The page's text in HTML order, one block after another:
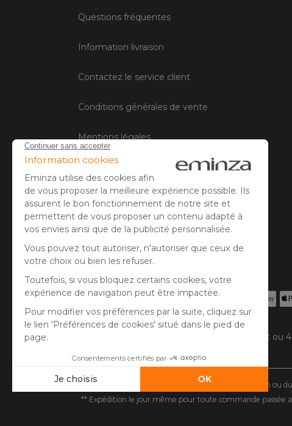
Questions fréquentes
Information livraison
Contactez le service client
Conditions générales de vente
Mentions légales
Gestion des cookies
Avis client
Carte bancaire, PayPal, virement bancaire, 3x ou
* Vous disposez de 30 jours (à compter de la réception ou
** Expédition le jour même pour toute commande passée